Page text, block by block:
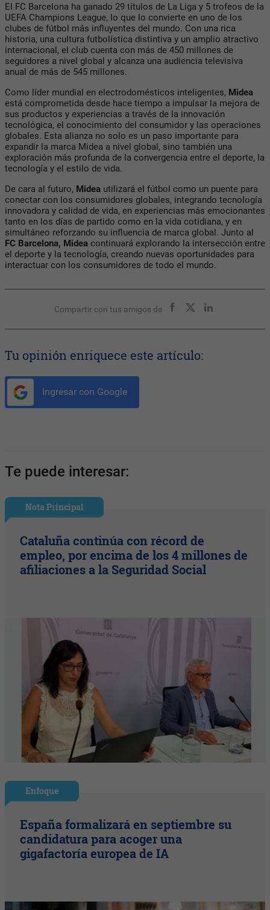
El FC Barcelona ha ganado 29 títulos de La Liga y 5 trofeos de la
UEFA Champions League, lo que lo convierte en uno de los
clubes de fútbol más influyentes del mundo. Con una rica
historia, una cultura futbolística distintiva y un amplio atractivo
internacional, el club cuenta con más de 450 millones de
seguidores a nivel global y alcanza una audiencia televisiva
anual de más de 545 millones.
Como líder mundial en electrodomésticos inteligentes, Midea
está comprometida desde hace tiempo a impulsar la mejora de
sus productos y experiencias a través de la innovación
tecnológica, el conocimiento del consumidor y las operaciones
globales. Esta alianza no solo es un paso importante para
expandir la marca Midea a nivel global, sino también una
exploración más profunda de la convergencia entre el deporte, la
tecnología y el estilo de vida.
De cara al futuro, Midea utilizará el fútbol como un puente para
conectar con los consumidores globales, integrando tecnología
innovadora y calidad de vida, en experiencias más emocionantes
tanto en los días de partido como en la vida cotidiana, y en
simultáneo reforzando su influencia de marca global. Junto al
FC Barcelona, Midea continuará explorando la intersección entre
el deporte y la tecnología, creando nuevas oportunidades para
interactuar con los consumidores de todo el mundo.
Compartir con tus amigos de
Tu opinión enriquece este artículo:
Ingresar con Google
Te puede interesar:
Nota Principal
Cataluña continúa con récord de
empleo, por encima de los 4 millones de
afiliaciones a la Seguridad Social
Enfoque
España formalizará en septiembre su
candidatura para acoger una
gigafactoría europea de IA